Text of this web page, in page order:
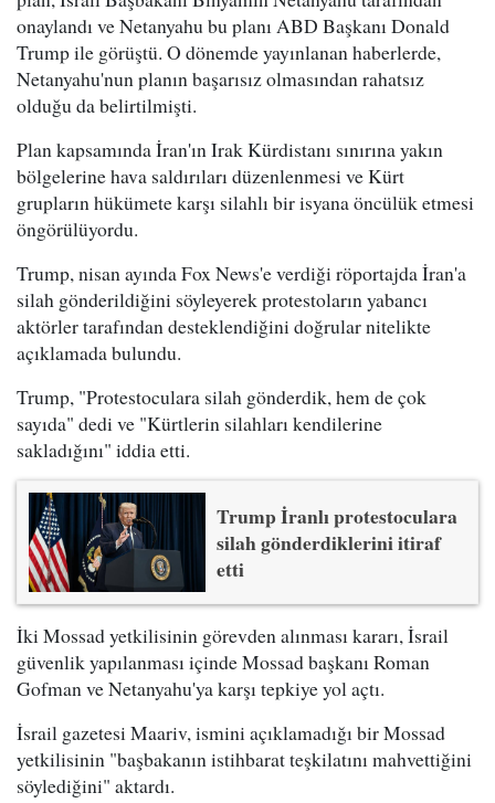
onaylandı ve Netanyahu bu planı ABD Başkanı Donald
Trump ile görüştü. O dönemde yayınlanan haberlerde,
Netanyahu'nun planın başarısız olmasından rahatsız
olduğu da belirtilmişti.
Plan kapsamında İran'ın Irak Kürdistanı sınırına yakın
bölgelerine hava saldırıları düzenlenmesi ve Kürt
grupların hükümete karşı silahlı bir isyana öncülük etmesi
öngörülüyordu.
Trump, nisan ayında Fox News'e verdiği röportajda İran'a
silah gönderildiğini söyleyerek protestoların yabancı
aktörler tarafından desteklendiğini doğrular nitelikte
açıklamada bulundu.
Trump, "Protestoculara silah gönderdik, hem de çok
sayıda" dedi ve "Kürtlerin silahları kendilerine
sakladığını" iddia etti.
Trump İranlı protestoculara
silah gönderdiklerini itiraf
etti
İki Mossad yetkilisinin görevden alınması kararı, İsrail
güvenlik yapılanması içinde Mossad başkanı Roman
Gofman ve Netanyahu'ya karşı tepkiye yol açtı.
İsrail gazetesi Maariv, ismini açıklamadığı bir Mossad
yetkilisinin "başbakanın istihbarat teşkilatını mahvettiğini
söylediğini" aktardı.